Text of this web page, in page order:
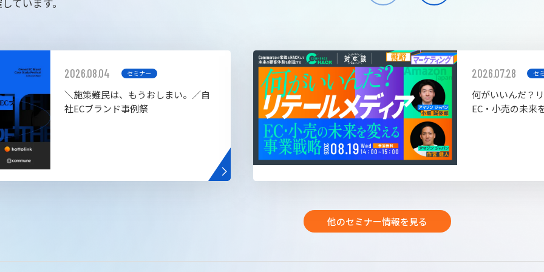
ています。
2026.08.04 セミナー
＼施策難民は、もうおしまい。／自
社ECブランド事例祭
2026.07.28 セ
何がいいんだ？
EC・小売の未来
他のセミナー情報を見る